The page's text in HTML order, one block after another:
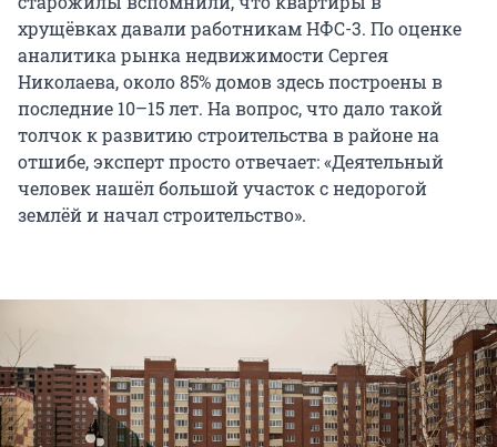
хрущёвках давали работникам НФС-3. По оценке
аналитика рынка недвижимости Сергея
Николаева, около 85% домов здесь построены в
последние 10–15 лет. На вопрос, что дало такой
толчок к развитию строительства в районе на
отшибе, эксперт просто отвечает: «Деятельный
человек нашёл большой участок с недорогой
землёй и начал строительство».